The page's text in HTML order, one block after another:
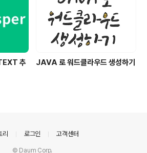
추
JAVA 로 워드클라우드 생성하기
리 로그인 고객센터
© Daum Corp.